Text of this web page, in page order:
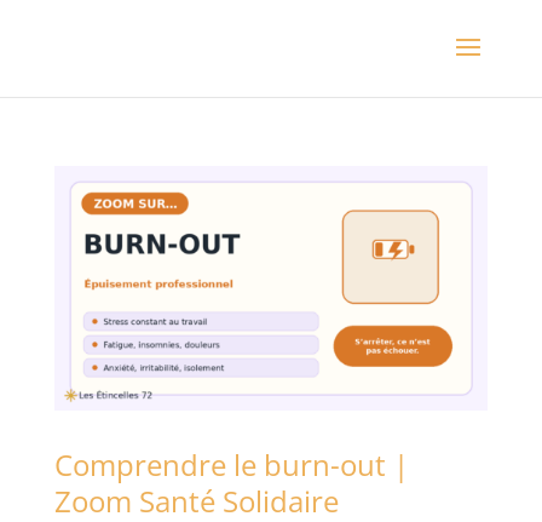
Comprendre le burn-out |
Zoom Santé Solidaire